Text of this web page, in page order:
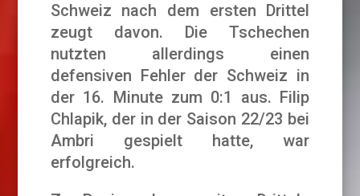
Schweiz nach dem ersten Drittel
zeugt davon. Die Tschechen
nutzten allerdings einen
defensiven Fehler der Schweiz in
der 16. Minute zum 0:1 aus. Filip
Chlapik, der in der Saison 22/23 bei
Ambri gespielt hatte, war
erfolgreich.